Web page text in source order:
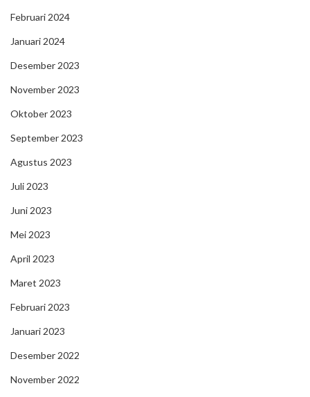
Februari 2024
Januari 2024
Desember 2023
November 2023
Oktober 2023
September 2023
Agustus 2023
Juli 2023
Juni 2023
Mei 2023
April 2023
Maret 2023
Februari 2023
Januari 2023
Desember 2022
November 2022